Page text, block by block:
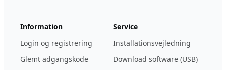
Information
Login og registrering
Glemt adgangskode
Service
Installationsvejledning
Download software (USB)